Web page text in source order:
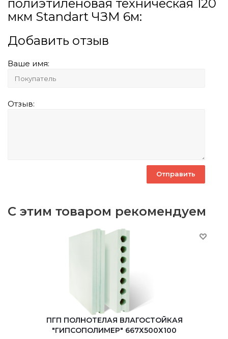
полиэтиленовая техническая 120
мкм Standart ЧЗМ 6м:
Добавить отзыв
Ваше имя:
Отзыв:
С этим товаром рекомендуем
ПГП ПОЛНОТЕЛАЯ ВЛАГОСТОЙКАЯ
"ГИПСОПОЛИМЕР" 667Х500Х100